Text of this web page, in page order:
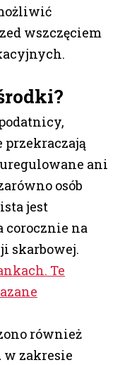
wszczęciem
przekraczają
uregulowane ani
osób
jest
na
skarbowej.
Te
również
w zakresie